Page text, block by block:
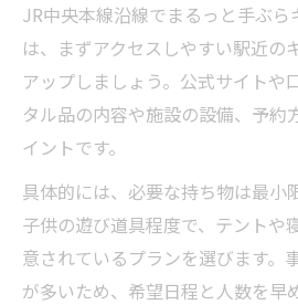
場の選び方
子供連れにおすすめの
ェック法
家族で楽しむ手ぶらキャ
まるっと手ぶらキャン
い設備
公共交通で行ける手ぶ
JR中央本線沿線でまるっと手ぶ
は、まずアクセスしやすい駅近の
アップしましょう。公式サイトや
タル品の内容や施設の設備、予約
イントです。
具体的には、必要な持ち物は最小
子供の遊び道具程度で、テントや
意されているプランを選びます。
が多いため、希望日程と人数を早